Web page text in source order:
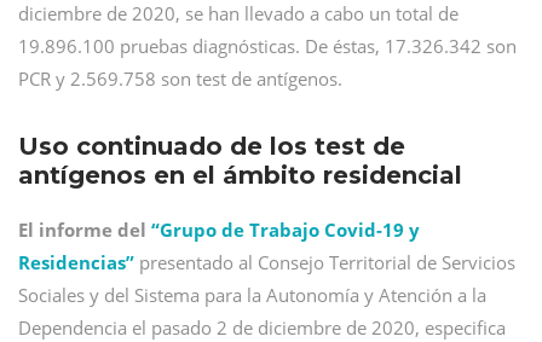
diciembre de 2020, se han llevado a cabo un total de
19.896.100 pruebas diagnósticas. De éstas, 17.326.342 son
PCR y 2.569.758 son test de antígenos.
Uso continuado de los test de
antígenos en el ámbito residencial
El informe del “Grupo de Trabajo Covid-19 y
Residencias” presentado al Consejo Territorial de Servicios
Sociales y del Sistema para la Autonomía y Atención a la
Dependencia el pasado 2 de diciembre de 2020, especifica